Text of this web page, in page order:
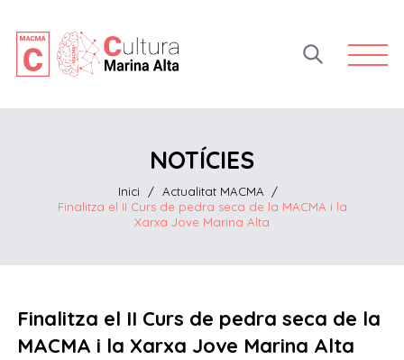
Open
NOTÍCIES
Inici / Actualitat MACMA
/
Finalitza el II Curs de pedra seca de la MACMA i la
Xarxa Jove Marina Alta
Finalitza el II Curs de pedra seca de la
MACMA i la Xarxa Jove Marina Alta